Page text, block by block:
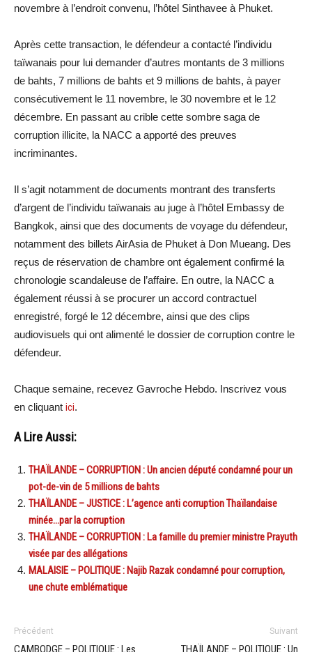
novembre à l’endroit convenu, l’hôtel Sinthavee à Phuket.
Après cette transaction, le défendeur a contacté l’individu
taïwanais pour lui demander d’autres montants de 3 millions
de bahts, 7 millions de bahts et 9 millions de bahts, à payer
consécutivement le 11 novembre, le 30 novembre et le 12
décembre. En passant au crible cette sombre saga de
corruption illicite, la NACC a apporté des preuves
incriminantes.
Il s’agit notamment de documents montrant des transferts
d’argent de l’individu taïwanais au juge à l’hôtel Embassy de
Bangkok, ainsi que des documents de voyage du défendeur,
notamment des billets AirAsia de Phuket à Don Mueang. Des
reçus de réservation de chambre ont également confirmé la
chronologie scandaleuse de l’affaire. En outre, la NACC a
également réussi à se procurer un accord contractuel
enregistré, forgé le 12 décembre, ainsi que des clips
audiovisuels qui ont alimenté le dossier de corruption contre le
défendeur.
Chaque semaine, recevez Gavroche Hebdo. Inscrivez vous
en cliquant ici.
A Lire Aussi:
THAÏLANDE – CORRUPTION : Un ancien député condamné pour un
pot-de-vin de 5 millions de bahts
THAÏLANDE – JUSTICE : L’agence anti corruption Thaïlandaise
minée…par la corruption
THAÏLANDE – CORRUPTION : La famille du premier ministre Prayuth
visée par des allégations
MALAISIE – POLITIQUE : Najib Razak condamné pour corruption,
une chute emblématique
Précédent
CAMBODGE – POLITIQUE : Les
Suivant
THAÏLANDE – POLITIQUE : Un